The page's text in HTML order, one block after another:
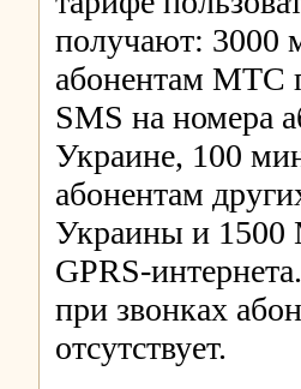
получают: 3000
абонентам МТС
SMS на номера
Украине, 100
абонентам
Украины и 1500
GPRS-
при звонках
отсутствует.